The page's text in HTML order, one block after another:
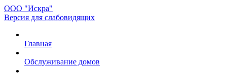
ООО "Искра"
Версия для слабовидящих
Главная
Обслуживание домов